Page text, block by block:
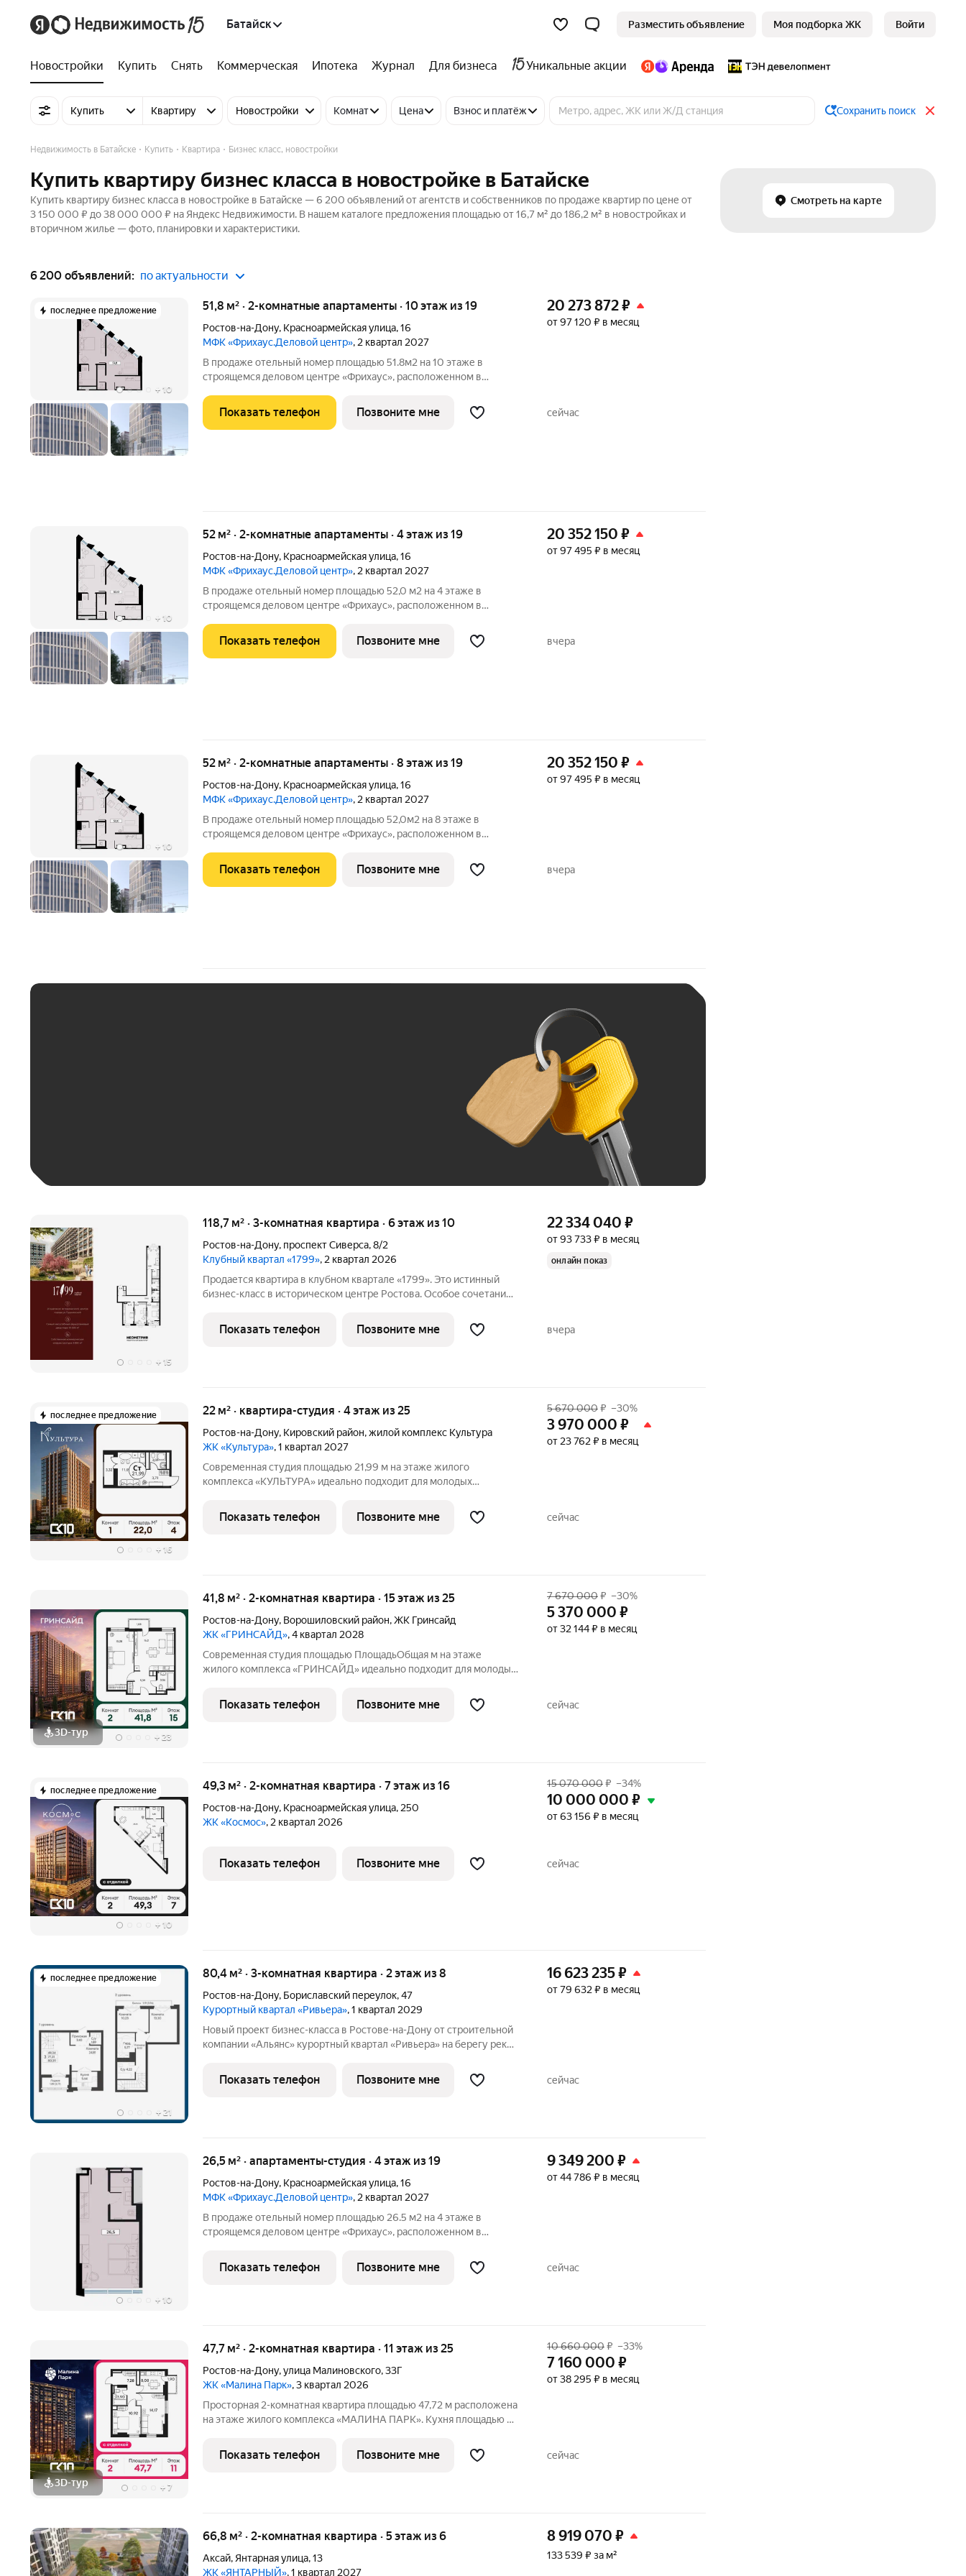
Батайск Разместить объявление Моя подборка ЖК Войти
Новостройки Купить Снять Коммерческая Ипотека Журнал Для бизнеса Уникальные акции
Купить Квартиру Новостройки Комнат Цена Взнос и платёж Сохранить поиск
Смотреть на карте
Недвижимость в Батайске Купить Квартира Бизнес класс, новостройки
Купить квартиру бизнес класса в новостройке в Батайске
Купить квартиру бизнес класса в новостройке в Батайске — 6 200 объявлений от агентств и собственников по продаже квартир по цене от
3 150 000 ₽ до 38 000 000 ₽ на Яндекс Недвижимости. В нашем каталоге предложения площадью от 16,7 м² до 186,2 м² в новостройках и
вторичном жилье — фото, планировки и характеристики.
6 200 объявлений: по актуальности
последнее предложение
+ 10
51,8 м² · 2-комнатные апартаменты · 10 этаж из 19
Ростов-на-Дону, Красноармейская улица,16
МФК «Фрихаус.Деловой центр», 2 квартал 2027
В продаже отельный номер площадью 51.8м2 на 10 этаже в
строящемся деловом центре «Фрихаус», расположенном в
ул.Красноармейская, 16. Преимущества: полное обустройство
номера: современный ремонт, мебель и
20 273 872₽
от 97 120 ₽ в месяц
Показать телефон Позвоните мне сейчас
+ 10
52 м² · 2-комнатные апартаменты · 4 этаж из 19
Ростов-на-Дону, Красноармейская улица,16
МФК «Фрихаус.Деловой центр», 2 квартал 2027
В продаже отельный номер площадью 52,0 м2 на 4 этаже в
строящемся деловом центре «Фрихаус», расположенном в
ул.Красноармейская, 16. Преимущества: полное обустройство
номера: современный ремонт, мебель и
20 352 150 ₽
от 97 495 ₽ в месяц
Показать телефон Позвоните мне вчера
+ 10
52 м² · 2-комнатные апартаменты · 8 этаж из 19
Ростов-на-Дону, Красноармейская улица,16
МФК «Фрихаус.Деловой центр», 2 квартал 2027
В продаже отельный номер площадью 52,0м2 на 8 этаже в
строящемся деловом центре «Фрихаус», расположенном в
ул.Красноармейская, 16. Преимущества: полное обустройство
номера: современный ремонт, мебель и
20 352 150 ₽
от 97 495 ₽ в месяц
Показать телефон Позвоните мне вчера
+ 15
118,7 м² · 3-комнатная квартира · 6 этаж из 10
Ростов-на-Дону, проспект Сиверса,8/2
Клубный квартал «1799», 2 квартал 2026
Продается квартира в клубном квартале «1799». Это истинный
бизнес-класс в историческом центре Ростова. Особое сочетание
которая подходит вам. Где каждое мгновение становится частью
семейной
22 334 040 ₽
от 93 733 ₽ в месяц
онлайн показ
Показать телефон Позвоните мне вчера
последнее предложение
+ 16
22 м² · квартира-студия · 4 этаж из 25
Ростов-на-Дону, Кировский район,жилой комплекс Культура
ЖК «Культура», 1 квартал 2027
Современная студия площадью 21,99 м на этаже жилого
комплекса «КУЛЬТУРА» идеально подходит для молодых
инструментом для инвестиций. Общая жилая площадь 8,69 м
позволяет создать уютное
5 670 000₽ –30%
3 970 000 ₽
от 23 762 ₽ в месяц
Показать телефон Позвоните мне сейчас
3D-тур + 23
41,8 м² · 2-комнатная квартира · 15 этаж из 25
Ростов-на-Дону, Ворошиловский район,ЖК Гринсайд
ЖК «ГРИНСАЙД», 4 квартал 2028
Современная студия площадью ПлощадьОбщая м на этаже
жилого комплекса «ГРИНСАЙД» идеально подходит для молодых
инструментом для инвестиций. Общая жилая площадь 14,87 м
позволяет создать уютное
7 670 000₽ –30%
5 370 000 ₽
от 32 144 ₽ в месяц
Показать телефон Позвоните мне сейчас
последнее предложение
+ 10
49,3 м² · 2-комнатная квартира · 7 этаж из 16
Ростов-на-Дону, Красноармейская улица, 250
ЖК «Космос», 2 квартал 2026
15 070 000₽ –34%
10 000 000 ₽
от 63 156 ₽ в месяц
Показать телефон Позвоните мне сейчас
последнее предложение
+ 21
80,4 м² · 3-комнатная квартира · 2 этаж из 8
Ростов-на-Дону, Бориславский переулок,47
Курортный квартал «Ривьера», 1 квартал 2029
Новый проект бизнес-класса в Ростове-на-Дону от строительной
компании «Альянс» курортный квартал «Ривьера» на берегу реки
в окружении парков по адресу пер. Бориславский, 47. Про такие
16 623 235₽
от 79 632 ₽ в месяц
Показать телефон Позвоните мне сейчас
+ 10
26,5 м² · апартаменты-студия · 4 этаж из 19
Ростов-на-Дону, Красноармейская улица,16
МФК «Фрихаус.Деловой центр», 2 квартал 2027
В продаже отельный номер площадью 26.5 м2 на 4 этаже в
строящемся деловом центре «Фрихаус», расположенном в
ул.Красноармейская, 16. Преимущества: полное обустройство
номера: современный ремонт, мебель и
9 349 200 ₽
от 44 786 ₽ в месяц
Показать телефон Позвоните мне сейчас
3D-тур + 7
47,7 м² · 2-комнатная квартира · 11 этаж из 25
Ростов-на-Дону,улица Малиновского,33Г
ЖК «Малина Парк», 3 квартал 2026
Просторная 2-комнатная квартира площадью 47,72 м расположена
на этаже жилого комплекса «МАЛИНА ПАРК». Кухня площадью 0
жилые комнаты общей площадью м создают уютную атмосферу
для отдыха и
10 660 000₽ –33%
7 160 000 ₽
от 38 295 ₽ в месяц
Показать телефон Позвоните мне сейчас
66,8 м² · 2-комнатная квартира · 5 этаж из 6
Аксай, Янтарная улица,13
ЖК «ЯНТАРНЫЙ», 1 квартал 2027
8 919 070 ₽
133 539 ₽ за м²